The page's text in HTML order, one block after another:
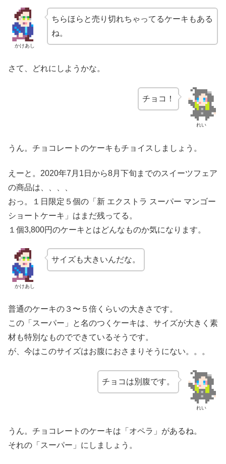
かけあし
ちらほらと売り切れちゃってるケーキもある
ね。
さて、どれにしようかな。
れい
チョコ！
うん。チョコレートのケーキもチョイスしましょう。
えーと。2020年7月1日から8月下旬までのスイーツフェア
の商品は、、、、
おっ。１日限定５個の「新 エクストラ スーパー マンゴー
ショートケーキ」はまだ残ってる。
１個3,800円のケーキとはどんなものか気になります。
かけあし
サイズも大きいんだな。
普通のケーキの３〜５倍くらいの大きさです。
この「スーパー」と名のつくケーキは、サイズが大きく素
材も特別なものでできているそうです。
が、今はこのサイズはお腹におさまりそうにない。。。
れい
チョコは別腹です。
うん。チョコレートのケーキは「オペラ」があるね。
それの「スーパー」にしましょう。